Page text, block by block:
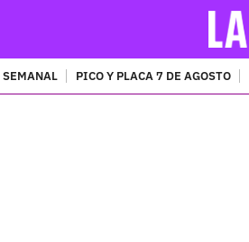
SEMANAL PICO Y PLACA 7 DE AGOSTO